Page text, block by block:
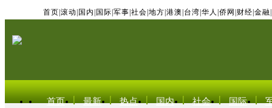
首页 滚动 国内 国际 军事 社会 地方 港澳 台湾 华人 侨网 财经 金融
首页 最新 热点 国内 社会 国际